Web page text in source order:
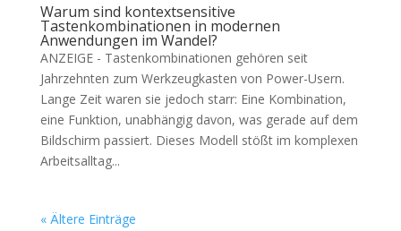
Warum sind kontextsensitive
Tastenkombinationen in modernen
Anwendungen im Wandel?
ANZEIGE - Tastenkombinationen gehören seit
Jahrzehnten zum Werkzeugkasten von Power-Usern.
Lange Zeit waren sie jedoch starr: Eine Kombination,
eine Funktion, unabhängig davon, was gerade auf dem
Bildschirm passiert. Dieses Modell stößt im komplexen
Arbeitsalltag...
« Ältere Einträge